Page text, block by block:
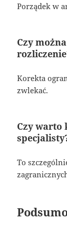
Porządek w
Czy
Korekta
zwlekać.
Czy warto
To